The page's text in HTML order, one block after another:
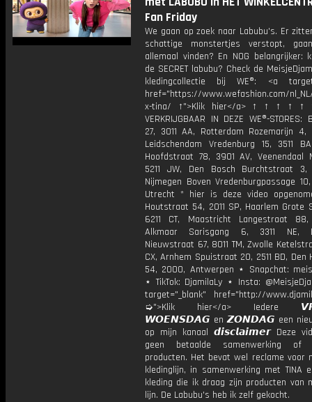
Fan Friday
We gaan op zoek naar Labubu's. Er
schattige monstertjes verstopt,
allemaal vinden? En NOG belangrijker:
de SECRET labubu? Check de
kledingcollectie bij WE®: <a
href="https://www.wefashion.com/
x-tina/ ↑">Klik hier</a> ↑ ↑ ↑ ↑ ↑
VERKRIJGBAAR IN DEZE WE®-STORES:
27, 3011 AA, Rotterdam Rozemarijn 4,
Leidschendam Vredenburg 15, 3511
Hoofdstraat 78, 3901 AV, Veenendaal
5211 JW, Den Bosch Burchtstraat 3,
Nijmegen Boven Vredenburgpassage 10,
Utrecht * hier is deze video
Houtstraat 54, 2011 SP, Haarlem Grote
6211 CT, Maastricht Langestraat 88,
Alkmaar Sarisgang 6, 3311 NE,
Nieuwstraat 67, 8011 TM, Zwolle
CX, Arnhem Spuistraat 20, 2511 BD, Den
54, 2000, Antwerpen ⋆ Snapchat:
⋆ TikTok: DjamilaLy ⋆ Insta:
target="_blank" href="http://
➭">Klik hier</a> Iedere
𝙒𝙊𝙀𝙉𝙎𝘿𝘼𝙂 en 𝙕𝙊𝙉𝘿𝘼𝙂 een
op mijn kanaal 𝙙𝙞𝙨𝙘𝙡𝙖𝙞𝙢𝙚𝙧 Deze
geen betaalde samenwerking of
producten. Het bevat wel reclame voor
kledinglijn, in samenwerking met TINA
kleding die ik draag zijn producten van
lijn. De Labubu's heb ik zelf gekocht.